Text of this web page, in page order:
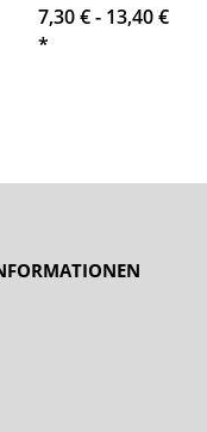
7,30 € - 13,40 €
*